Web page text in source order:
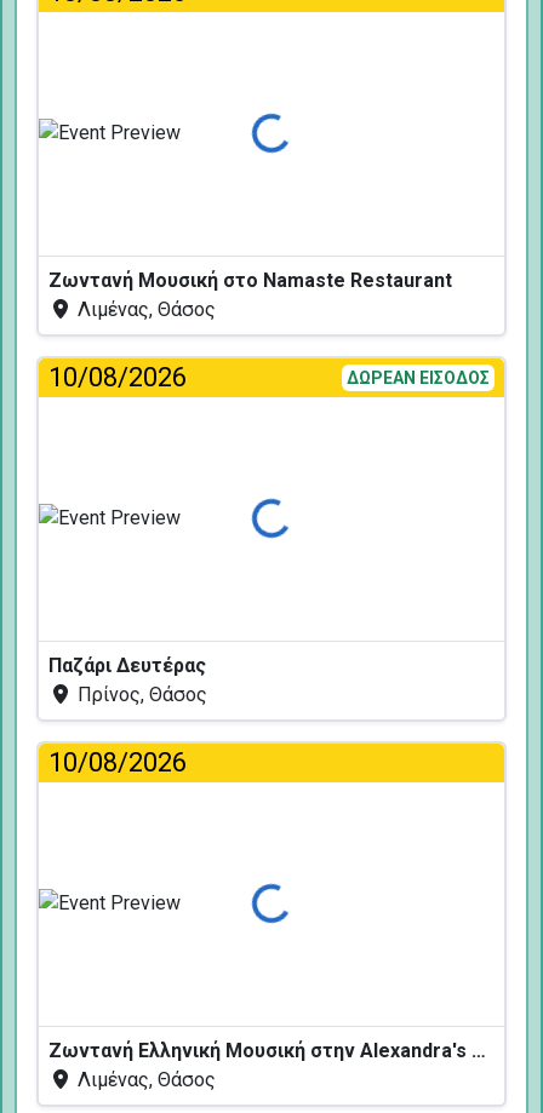
Φόρτωση...
Ζωντανή Μουσική στο Namaste Restaurant
Λιμένας, Θάσος
10/08/2026 ΔΩΡΕΑΝ ΕΙΣΟΔΟΣ
Φόρτωση...
Παζάρι Δευτέρας
Πρίνος, Θάσος
10/08/2026
Φόρτωση...
Ζωντανή Ελληνική Μουσική στην Alexandra's Restaurant
Λιμένας, Θάσος